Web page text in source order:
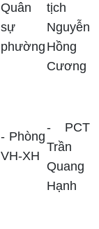
Quân
sự
phường
tịch
Nguyễn
Hồng
Cương
- Phòng
VH-XH
- PCT
Trần
Quang
Hạnh